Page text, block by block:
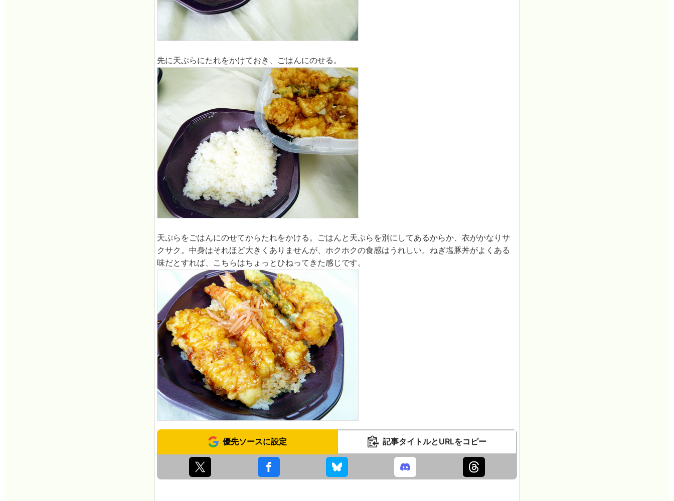
先に天ぷらにたれをかけておき、ごはんにのせる。
天ぷらをごはんにのせてからたれをかける。ごはんと天ぷらを別にしてあるからか、衣がかなりサ
クサク。中身はそれほど大きくありませんが、ホクホクの食感はうれしい。ねぎ塩豚丼がよくある
味だとすれば、こちらはちょっとひねってきた感じです。
優先ソースに設定 記事タイトルとURLをコピー